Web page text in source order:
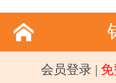
会员登录 |